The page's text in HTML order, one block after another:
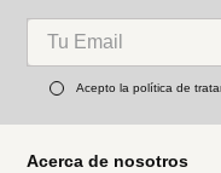
Acepto la política de
Acerca de nosotros